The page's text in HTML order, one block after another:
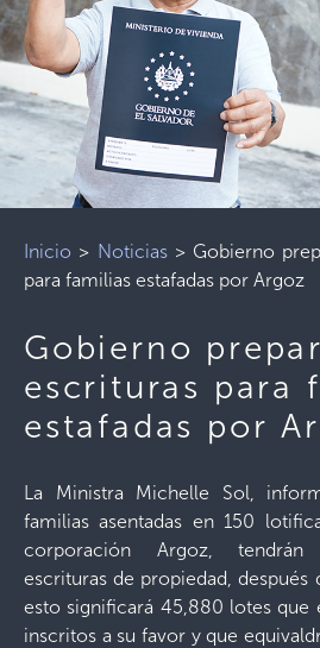
Inicio > Noticias> Gobierno
para familias estafadas por Argoz
Gobierno
escrituras para
estafadas por
La Ministra Michelle Sol,
familias asentadas en 150
corporación Argoz, tendrán
escrituras de propiedad, después
esto significará 45,880 lotes que
inscritos a su favor y que